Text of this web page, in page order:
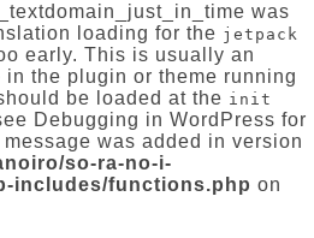
was
loading for the jetpack
early. This is usually an
the plugin or theme running
be loaded at the init
Debugging in WordPress for
was added in version
so-ra-no-i-
includes/functions.php on